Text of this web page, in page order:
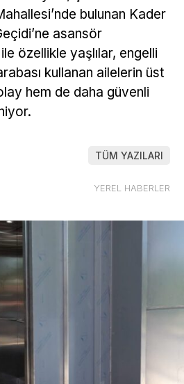
bulunan Kader
asansör
özellikle yaşlılar, engelli
kullanan ailelerin üst
hem de daha güvenli
TÜM YAZILARI
YEREL HABERLER